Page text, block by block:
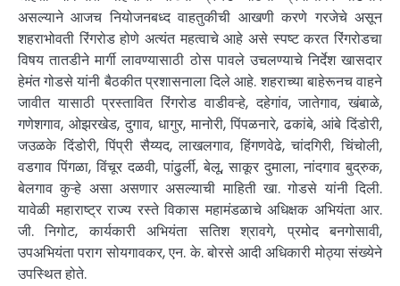
असल्याने आजच नियोजनबध्द वाहतुकीची आखणी करणे गरजेचे असून
शहराभोवती रिंगरोड होणे अत्यंत महत्वाचे आहे असे स्पष्ट करत रिंगरोडचा
विषय तातडीने मार्गी लावण्यासाठी ठोस पावले उचलण्याचे निर्देश खासदार
हेमंत गोडसे यांनी बैठकीत प्रशासनाला दिले आहे. शहराच्या बाहेरूनच वाहने
जावीत यासाठी प्रस्तावित रिंगरोड वाडीवऱ्हे, दहेगांव, जातेगाव, खंबाळे,
गणेशगाव, ओझरखेड, दुगाव, धागुर, मानोरी, पिंपळनारे, ढकांबे, आंबे दिंडोरी,
जउळके दिंडोरी, पिंप्री सैय्यद, लाखलगाव, हिंगणवेढे, चांदगिरी, चिंचोली,
वडगाव पिंगळा, विंचूर दळवी, पांढुर्ली, बेलू, साकूर दुमाला, नांदगाव बुद्रुक,
बेलगाव कुऱ्हे असा असणार असल्याची माहिती खा. गोडसे यांनी दिली.
यावेळी महाराष्ट्र राज्य रस्ते विकास महामंडळाचे अधिक्षक अभियंता आर.
जी. निगोट, कार्यकारी अभियंता सतिश श्रावगे, प्रमोद बनगोसावी,
उपअभियंता पराग सोयगावकर, एन. के. बोरसे आदी अधिकारी मोठ्या संख्येने
उपस्थित होते.